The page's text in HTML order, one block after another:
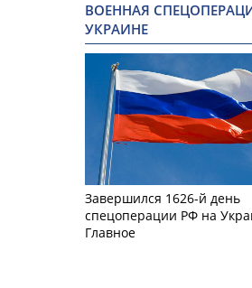
ВОЕННАЯ
УКРАИНЕ
Завершился 1626-й день
спецоперации РФ на
Главное